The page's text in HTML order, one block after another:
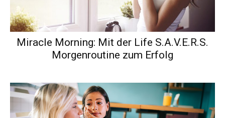
Miracle Morning: Mit der Life S.A.V.E.R.S.
Morgenroutine zum Erfolg